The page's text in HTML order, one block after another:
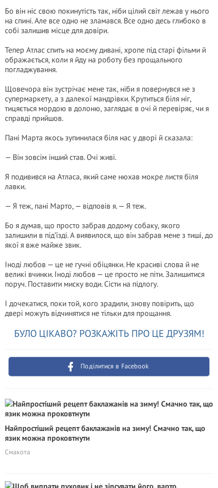
Бо він ніс свою покинутість так, ніби цілий світ лежав у нього
на спині. Але все одно не зламався. Все одно десь глибоко в
собі залишив місце для довіри.
Тепер Атлас спить на моєму дивані, хропе під старі фільми й
ображається, коли я йду на роботу без прощального
погладжування.
Щовечора він зустрічає мене так, ніби я повернувся не з
супермаркету, а з далекої мандрівки. Крутиться біля ніг,
тицяється мордою в долоню, заглядає в очі й перевіряє, чи я
справді прийшов.
Пані Марта якось зупинилася біля нас у дворі й сказала:
— Він зовсім інший став. Очі живі.
Я подивився на Атласа, який саме нюхав мокре листя біля
лавки.
— Я теж, пані Марто, — відповів я. — Я теж.
Бо я думав, що просто забрав додому собаку, якого
залишили в під’їзді. А виявилося, що він забрав мене з тиші, до
якої я вже майже звик.
Іноді любов — це не гучні обіцянки. Не красиві слова й не
великі вчинки. Іноді любов — це просто не піти. Залишитися
поруч. Поставити миску води. Сісти на підлогу.
І дочекатися, поки той, кого зрадили, знову повірить, що
двері можуть відчинятися не тільки для прощання.
БУЛО ЦІКАВО? РОЗКАЖІТЬ ПРО ЦЕ ДРУЗЯМ!
Поділитися в Facebook
Найпростіший рецепт баклажанів на зиму! Смачно так, що
язик можна проковтнути
Смакота